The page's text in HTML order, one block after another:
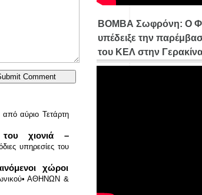
αύριο Τετάρτη
χιονιά –
υπηρεσίες του
χώροι
ΑΘΗΝΩΝ &
ΒΟΜΒΑ Σωφρόνη: Ο
υπέδειξε την
του ΚΕΛ στην